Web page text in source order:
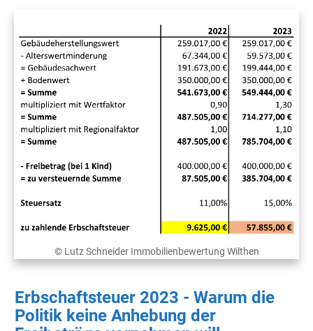
© Lutz Schneider Immobilienbewertung Wilthen
Erbschaftsteuer 2023 - Warum die
Politik keine Anhebung der